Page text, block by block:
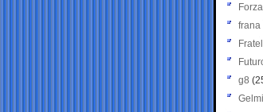
frana
g8